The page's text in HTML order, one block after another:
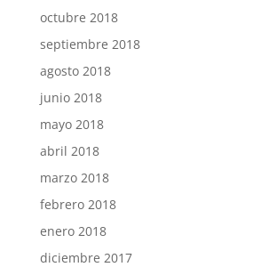
octubre 2018
septiembre 2018
agosto 2018
junio 2018
mayo 2018
abril 2018
marzo 2018
febrero 2018
enero 2018
diciembre 2017